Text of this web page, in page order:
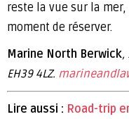
reste la vue sur la
moment de réserver.
Marine North Berwick,
EH39 4LZ.
Lire aussi : Road-trip